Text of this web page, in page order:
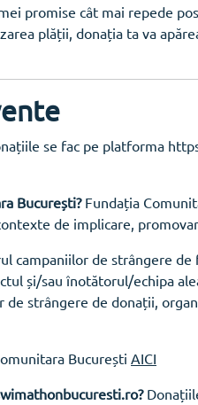
promise cât mai repede
plății, donația ta va
se fac pe platforma
București?Fundația
de implicare,
campaniilor de strângere
și/sau înotătorul/echipa
de strângere de donații,
București AICI